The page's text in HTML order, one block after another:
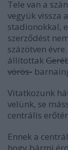
Tele van a
vegyük vissza
stadionokkal,
szerződést
százötven
állítottak
vörös-
Vitatkozunk
velünk, se
centrális
Ennek a
hogy bármi